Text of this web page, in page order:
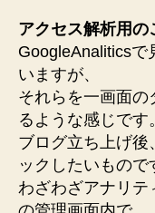
アクセス解析用の
GoogleAnaliticsで
いますが、
それらを一画面
るような感じです。
ブログ立ち上げ後
ックしたいもので
わざわざアナリ